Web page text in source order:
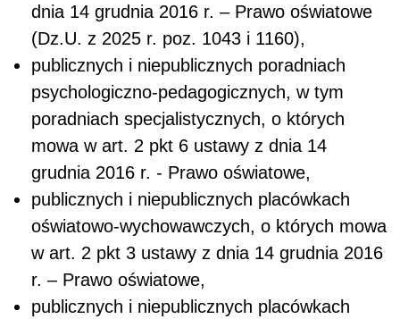
dnia 14 grudnia 2016 r. – Prawo oświatowe
(Dz.U. z 2025 r. poz. 1043 i 1160),
publicznych i niepublicznych poradniach
psychologiczno-pedagogicznych, w tym
poradniach specjalistycznych, o których
mowa w art. 2 pkt 6 ustawy z dnia 14
grudnia 2016 r. - Prawo oświatowe,
publicznych i niepublicznych placówkach
oświatowo-wychowawczych, o których mowa
w art. 2 pkt 3 ustawy z dnia 14 grudnia 2016
r. – Prawo oświatowe,
publicznych i niepublicznych placówkach